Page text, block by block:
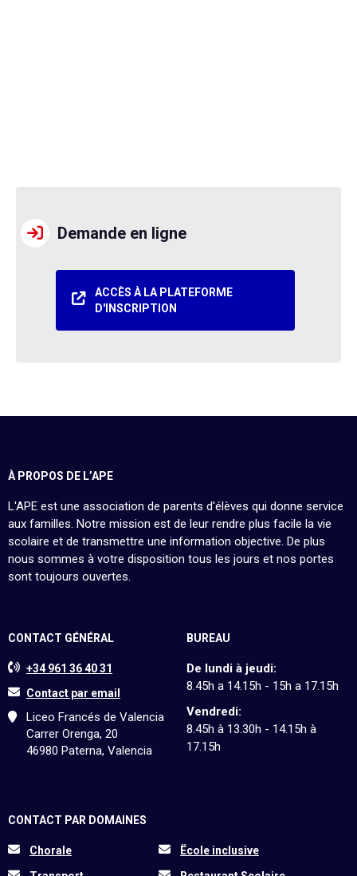
Demande en ligne
ACCÈS À LA PLATEFORME
D'INSCRIPTION
À PROPOS DE L’APE
L'APE est une association de parents d'élèves qui donne service
aux familles. Notre mission est de leur rendre plus facile la vie
scolaire et de transmettre une information objective. De plus
nous sommes à votre disposition tous les jours et nos portes
sont toujours ouvertes.
CONTACT GÉNÉRAL
+34 961 36 40 31
Contact par email
Liceo Francés de Valencia
Carrer Orenga, 20
46980 Paterna, Valencia
BUREAU
De lundi à jeudi:
8.45h a 14.15h - 15h a 17.15h
Vendredi:
8.45h à 13.30h - 14.15h à
17.15h
CONTACT PAR DOMAINES
Chorale
Ëcole inclusive